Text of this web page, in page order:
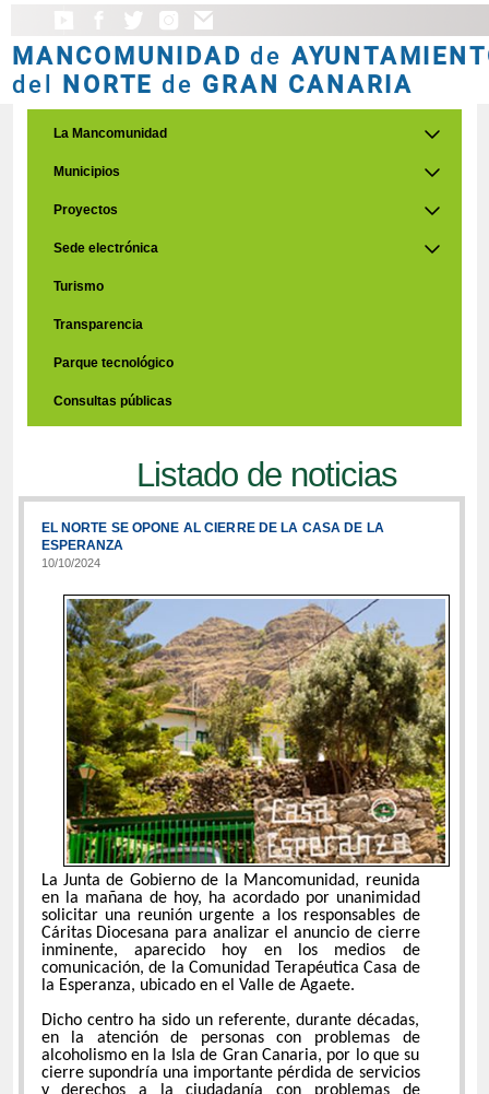
MANCOMUNIDAD de
del NORTE de GRAN CANARIA
La Mancomunidad
Municipios
Proyectos
Sede electrónica
Turismo
Transparencia
Parque tecnológico
Consultas públicas
Listado de noticias
EL NORTE SE OPONE AL CIERRE DE LA CASA DE LA
ESPERANZA
10/10/2024
La Junta de Gobierno de la Mancomunidad, reunida
en la mañana de hoy, ha acordado por unanimidad
solicitar una reunión urgente a los responsables de
Cáritas Diocesana para analizar el anuncio de cierre
inminente, aparecido hoy en los medios de
comunicación, de la Comunidad Terapéutica Casa de
la Esperanza, ubicado en el Valle de Agaete.
Dicho centro ha sido un referente, durante décadas,
en la atención de personas con problemas de
alcoholismo en la Isla de Gran Canaria, por lo que su
cierre supondría una importante pérdida de servicios